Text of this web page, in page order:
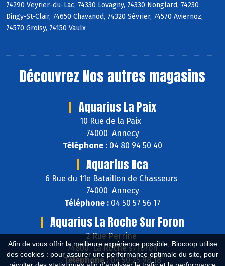
Afin de vous offrir la meilleure expérience possible, Biocoop utilise
des cookies : pour assurer une performance optimale du site, pour
74290 Veyrier-du-Lac, 74330 Lovagny, 74330 Nonglard, 74230
Dingy-St-Clair, 74650 Chavanod, 74320 Sévrier, 74570 Aviernoz,
74570 Groisy, 74150 Vaulx
Découvrez Nos autres magasins
Aquarius La Paix
10 Rue de la Paix
74000 Annecy
Téléphone : 04 80 94 50 40
Aquarius Bca
6 Rue du 11e Bataillon de Chasseurs
74000 Annecy
Téléphone : 04 50 57 56 17
Aquarius La Roche Sur Foron
2 Rue Perrine
74800 La Roche s/Foron
Téléphone :04 50 25 98 18